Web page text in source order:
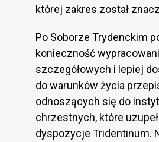
której zakres został
Po Soborze Trydenckim
konieczność
szczegółowych i lepiej
do warunków życia
odnoszących się do
chrzestnych, które
dyspozycje Tridentinum.